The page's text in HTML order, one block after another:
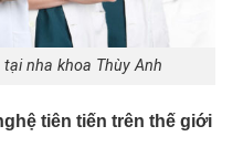
nha khoa Thùy Anh
tiên tiến trên thế giới